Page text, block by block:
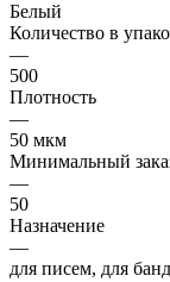
Белый
Количество в
—
500
Плотность
—
50 мкм
Минимальный
—
50
Назначение
—
для писем, для